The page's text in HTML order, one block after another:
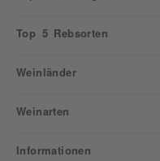
Top 5 Rebsorten
Weinländer
Weinarten
Informationen